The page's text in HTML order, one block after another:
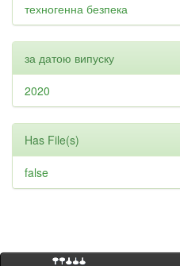
техногенна безпека
за датою випуску
2020
Has File(s)
false